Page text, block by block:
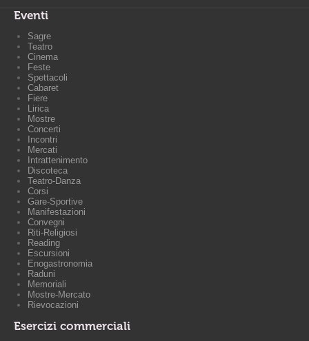
Eventi
Sagre
Teatro
Cinema
Feste
Spettacoli
Cabaret
Fiere
Lirica
Mostre
Concerti
Incontri
Mercati
Intrattenimento
Discoteca
Teatro-Danza
Corsi
Gare-Sportive
Manifestazioni
Convegni
Riti-Religiosi
Reading
Escursioni
Enogastronomia
Raduni
Memoriali
Mostre-Mercato
Rievocazioni
Esercizi commerciali